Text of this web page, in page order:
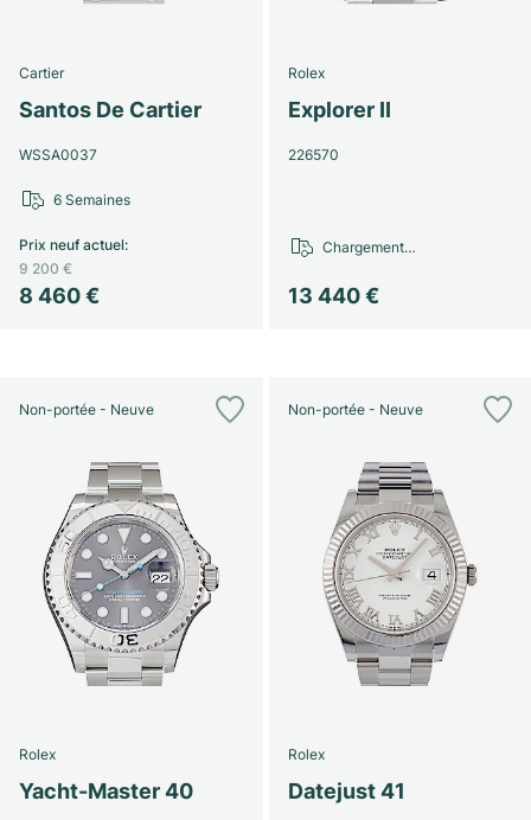
Cartier
Santos De Cartier
WSSA0037
8 460 €
Prix neuf actuel:
9 200 €
6 Semaines
Rolex
Explorer II
226570
13 440 €
Chargement…
Non-portée - Neuve
Rolex
Yacht-Master 40
Non-portée - Neuve
Rolex
Datejust 41